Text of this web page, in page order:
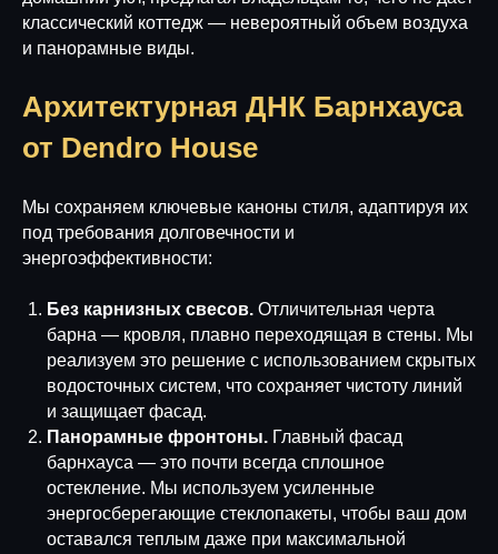
классический коттедж — невероятный объем воздуха
и панорамные виды.
Архитектурная ДНК Барнхауса
от Dendro House
Мы сохраняем ключевые каноны стиля, адаптируя их
под требования долговечности и
энергоэффективности:
Без карнизных свесов. Отличительная черта
барна — кровля, плавно переходящая в стены. Мы
реализуем это решение с использованием скрытых
водосточных систем, что сохраняет чистоту линий
и защищает фасад.
Панорамные фронтоны. Главный фасад
барнхауса — это почти всегда сплошное
остекление. Мы используем усиленные
энергосберегающие стеклопакеты, чтобы ваш дом
оставался теплым даже при максимальной